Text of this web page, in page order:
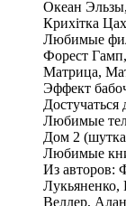
Океан
Крихітка
Любимые
Форест
Матрица,
Эффект
Любимые
Дом 2
Любимые
Из авторов:
Веллер,